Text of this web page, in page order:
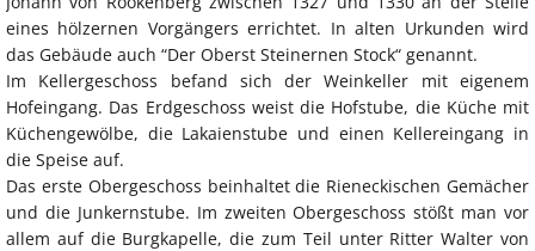
eines hölzernen Vorgängers errichtet. In alten Urkunden wird
das Gebäude auch “Der Oberst Steinernen Stock“ genannt.
Im Kellergeschoss befand sich der Weinkeller mit eigenem
Hofeingang. Das Erdgeschoss weist die Hofstube, die Küche mit
Küchengewölbe, die Lakaienstube und einen Kellereingang in
die Speise auf.
Das erste Obergeschoss beinhaltet die Rieneckischen Gemächer
und die Junkernstube. Im zweiten Obergeschoss stößt man vor
allem auf die Burgkapelle, die zum Teil unter Ritter Walter von